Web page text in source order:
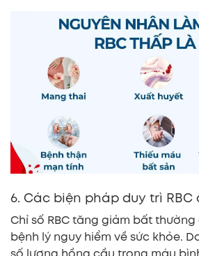
6. Các biện pháp duy trì RBC
Chỉ số RBC tăng giảm bất
bệnh lý nguy hiểm về sức khỏe.